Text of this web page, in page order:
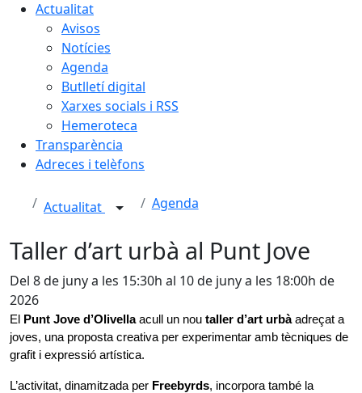
Actualitat
Avisos
Notícies
Agenda
Butlletí digital
Xarxes socials i RSS
Hemeroteca
Transparència
Adreces i telèfons
Actualitat Agenda
Taller d’art urbà al Punt Jove
Del 8 de juny a les 15:30h al 10 de juny a les 18:00h de
2026
El Punt Jove d’Olivella acull un nou taller d’art urbà adreçat a
joves, una proposta creativa per experimentar amb tècniques de
grafit i expressió artística.
L’activitat, dinamitzada per Freebyrds, incorpora també la